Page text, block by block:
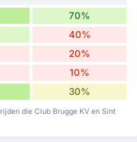
70%
40%
20%
10%
30%
die Club Brugge KV en Sint